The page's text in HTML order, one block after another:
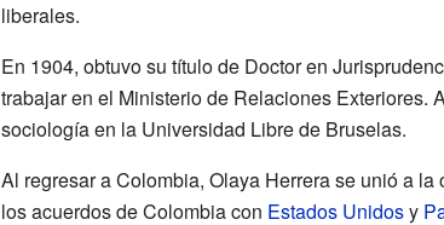
liberales.
En 1904, obtuvo su título de Doctor en
trabajar en el Ministerio de Relaciones Exteriores.
sociología en la Universidad Libre de Bruselas.
Al regresar a Colombia, Olaya Herrera se unió a
los acuerdos de Colombia con Estados Unidosy